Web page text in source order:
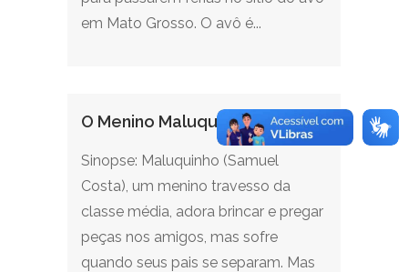
em Mato Grosso. O avô é...
O Menino Maluquinho
Sinopse: Maluquinho (Samuel
Costa), um menino travesso da
classe média, adora brincar e pregar
peças nos amigos, mas sofre
quando seus pais se separam. Mas